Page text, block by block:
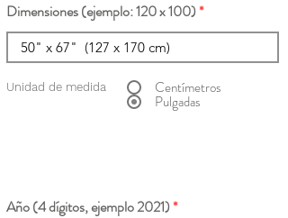
Dimensiones (ejemplo: 120 x 100)
Unidad de medida Centímetros
Pulgadas
Año (4 dígitos, ejemplo 2021)